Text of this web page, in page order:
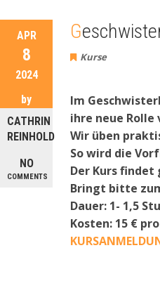
APR
8
2024
by
CATHRIN
REINHOLD
NO
COMMENTS
Kurse
Im
ihre neue Rolle
Wir üben
So wird die
Der Kurs
Bringt bitte
Dauer: 1- 1,5
Kosten: 15 €